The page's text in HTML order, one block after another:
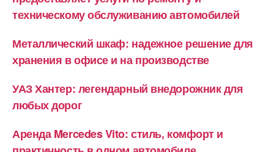
техническому обслуживанию автомобилей
Металлический шкаф: надежное решение для
хранения в офисе и на производстве
УАЗ Хантер: легендарный внедорожник для
любых дорог
Аренда Mercedes Vito: стиль, комфорт и